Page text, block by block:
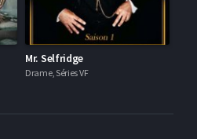
Mr. Selfridge
Drame, Séries VF